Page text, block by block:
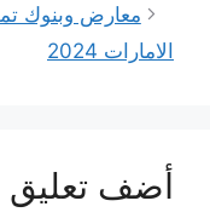
معارض وبنوك
الامارات 2024
أضف تعليق